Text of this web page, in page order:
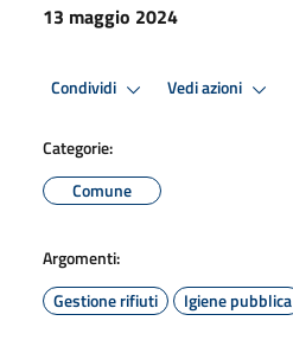
13 maggio 2024
Condividi Vedi azioni
Categorie:
Comune
Argomenti:
Gestione rifiuti
Igiene pubblica